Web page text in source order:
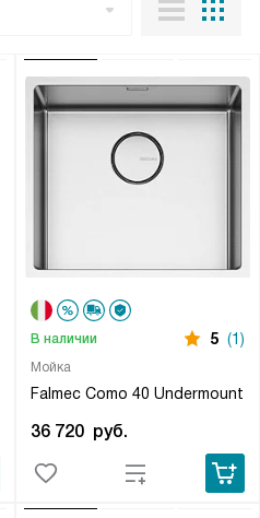
Мойка
Falmec Como 40 Undermount
В наличии 5 (1)
36 720 руб.